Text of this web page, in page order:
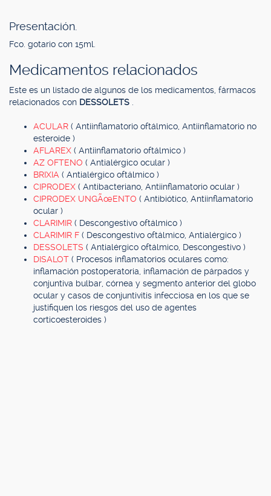
Presentación.
Fco. gotario con 15ml.
Medicamentos relacionados
Este es un listado de algunos de los medicamentos, fármacos
relacionados con DESSOLETS
ACULAR ( Antiinflamatorio oftálmico, Antiinflamatorio no
esteroide )
AFLAREX ( Antiinflamatorio oftálmico )
AZ OFTENO ( Antialérgico ocular )
BRIXIA ( Antialérgico oftálmico )
CIPRODEX ( Antibacteriano, Antiinflamatorio ocular )
CIPRODEX UNGÃœENTO ( Antibiótico, Antiinflamatorio
ocular )
CLARIMIR ( Descongestivo oftálmico )
CLARIMIR F ( Descongestivo oftálmico, Antialérgico )
DESSOLETS ( Antialérgico oftálmico, Descongestivo )
DISALOT ( Procesos inflamatorios oculares como:
inflamación postoperatoria, inflamación de párpados y
conjuntiva bulbar, córnea y segmento anterior del globo
ocular y casos de conjuntivitis infecciosa en los que se
justifiquen los riesgos del uso de agentes
corticoesteroides )